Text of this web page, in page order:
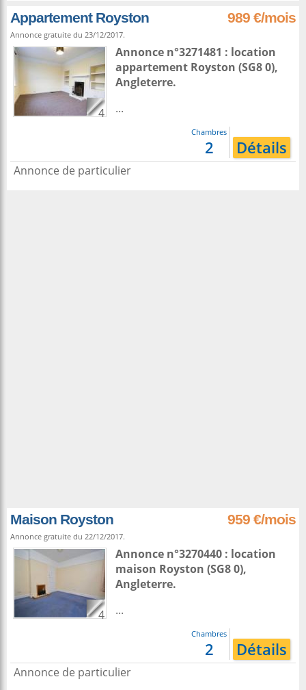
Appartement Royston 989 €/mois
Annonce gratuite du 23/12/2017.
4
Annonce n°3271481 : location
appartement Royston (SG8 0),
Angleterre.
...
Chambres
2 Détails
Annonce de particulier
Maison Royston 959 €/mois
Annonce gratuite du 22/12/2017.
4
Annonce n°3270440 : location
maison Royston (SG8 0),
Angleterre.
...
Chambres
2 Détails
Annonce de particulier